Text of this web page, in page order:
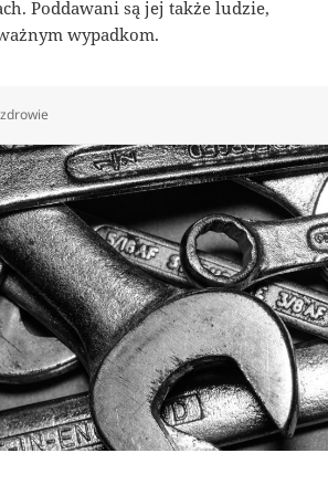
Poddawani są jej także ludzie,
wypadkom.
Kategorie
zdrowie